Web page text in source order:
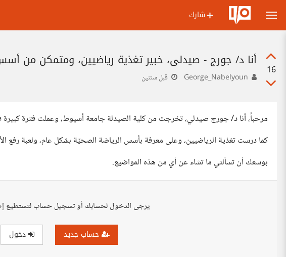
شارك
16
أنا د/ جورج - صيدلي، خبير تغذية رياضيين، ومتمكن من
قبل سنتين
مرحباً، أنا د/ جورج صيدلي، تخرجت من كلية الصيدلة جامعة أسيوط، وعملت فترة
كما درست تغذية الرياضيين، وعلى معرفة بأسس الرياضة الصحيّة بشكل عام، ولعبة رفع
بوسعك أن تسألني ما تشاء عن أي من هذه المواضيع.
يرجى الدخول لحسابك أو تسجيل حساب لتستطيع
حساب جديد دخول